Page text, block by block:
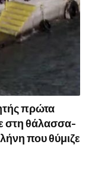
πρώτα
στη θάλασσα-
που θύμιζε